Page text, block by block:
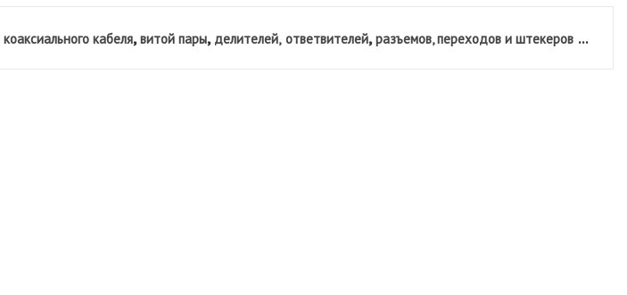
коаксиального кабеля,витой пары, делителей, ответвителей,разъемов, переходов и штекеров ...